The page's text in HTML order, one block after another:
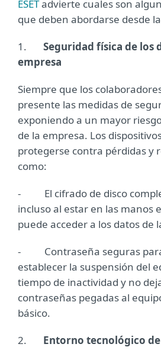
ESETadvierte cuales son
que deben abordarse desde
1. Seguridad física de los
empresa
Siempre que los
presente las medidas de
exponiendo a un mayor
de la empresa. Los
protegerse contra pérdidas y
como:
- El cifrado de disco
incluso al estar en las manos
puede acceder a los datos de
- Contraseña seguras para
establecer la suspensión del
tiempo de inactividad y no
contraseñas pegadas al
básico.
2. Entorno tecnológico